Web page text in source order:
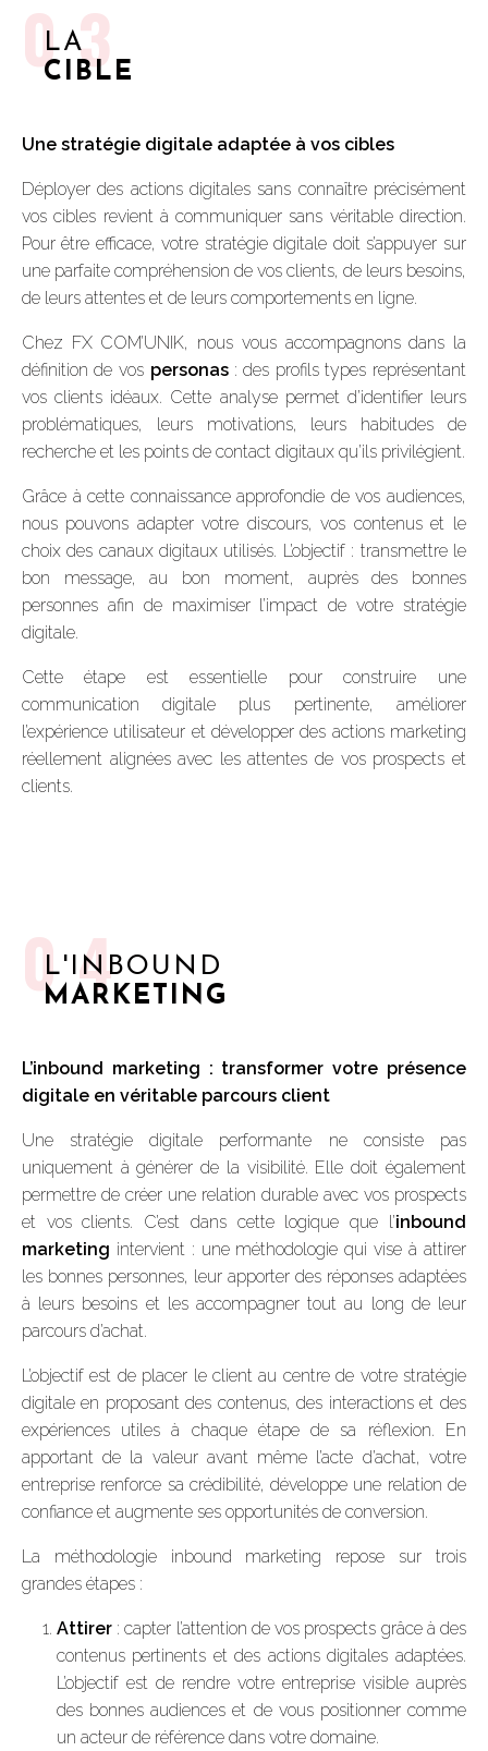
03
LA
CIBLE
Une stratégie digitale adaptée à vos cibles
Déployer des actions digitales sans connaître précisément
vos cibles revient à communiquer sans véritable direction.
Pour être efficace, votre stratégie digitale doit s’appuyer sur
une parfaite compréhension de vos clients, de leurs besoins,
de leurs attentes et de leurs comportements en ligne.
Chez FX COM’UNIK, nous vous accompagnons dans la
définition de vos personas: des profils types représentant
vos clients idéaux. Cette analyse permet d’identifier leurs
problématiques, leurs motivations, leurs habitudes de
recherche et les points de contact digitaux qu’ils privilégient.
Grâce à cette connaissance approfondie de vos audiences,
nous pouvons adapter votre discours, vos contenus et le
choix des canaux digitaux utilisés. L’objectif : transmettre le
bon message, au bon moment, auprès des bonnes
personnes afin de maximiser l’impact de votre stratégie
digitale.
Cette étape est essentielle pour construire une
communication digitale plus pertinente, améliorer
l’expérience utilisateur et développer des actions marketing
réellement alignées avec les attentes de vos prospects et
clients.
04
L'INBOUND
MARKETING
L’inbound marketing : transformer votre présence
digitale en véritable parcours client
Une stratégie digitale performante ne consiste pas
uniquement à générer de la visibilité. Elle doit également
permettre de créer une relation durable avec vos prospects
et vos clients. C’est dans cette logique que l’inbound
marketing intervient : une méthodologie qui vise à attirer
les bonnes personnes, leur apporter des réponses adaptées
à leurs besoins et les accompagner tout au long de leur
parcours d’achat.
L’objectif est de placer le client au centre de votre stratégie
digitale en proposant des contenus, des interactions et des
expériences utiles à chaque étape de sa réflexion. En
apportant de la valeur avant même l’acte d’achat, votre
entreprise renforce sa crédibilité, développe une relation de
confiance et augmente ses opportunités de conversion.
La méthodologie inbound marketing repose sur trois
grandes étapes :
Attirer : capter l’attention de vos prospects grâce à des
contenus pertinents et des actions digitales adaptées.
L’objectif est de rendre votre entreprise visible auprès
des bonnes audiences et de vous positionner comme
un acteur de référence dans votre domaine.